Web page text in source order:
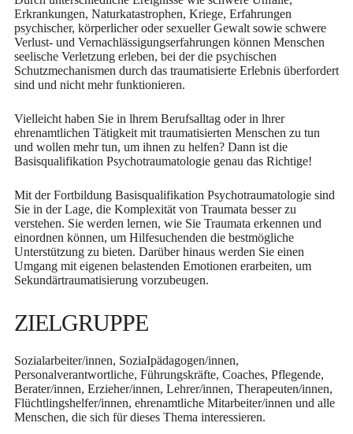
Erkrankungen, Naturkatastrophen, Kriege, Erfahrungen
psychischer, körperlicher oder sexueller Gewalt sowie schwere
Verlust- und Vernachlässigungserfahrungen können Menschen
seelische Verletzung erleben, bei der die psychischen
Schutzmechanismen durch das traumatisierte Erlebnis überfordert
sind und nicht mehr funktionieren.
Vielleicht haben Sie in lhrem Berufsalltag oder in lhrer
ehrenamtlichen Tätigkeit mit traumatisierten Menschen zu tun
und wollen mehr tun, um ihnen zu helfen? Dann ist die
Basisqualifikation Psychotraumatologie genau das Richtige!
Mit der Fortbildung Basisqualifikation Psychotraumatologie sind
Sie in der Lage, die Komplexität von Traumata besser zu
verstehen. Sie werden lernen, wie Sie Traumata erkennen und
einordnen können, um Hilfesuchenden die bestmögliche
Unterstützung zu bieten. Darüber hinaus werden Sie einen
Umgang mit eigenen belastenden Emotionen erarbeiten, um
Sekundärtraumatisierung vorzubeugen.
ZIELGRUPPE
Sozialarbeiter/innen, SoziaIpädagogen/innen,
Personalverantwortliche, Führungskräfte, Coaches, Pflegende,
Berater/innen, Erzieher/innen, Lehrer/innen, Therapeuten/innen,
Flüchtlingshelfer/innen, ehrenamtliche Mitarbeiter/innen und alle
Menschen, die sich für dieses Thema interessieren.